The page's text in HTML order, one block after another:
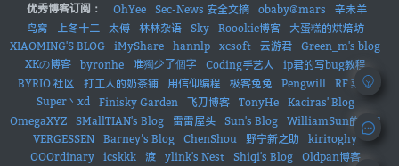
优秀博客订阅： OhYee Sec-News 安全文摘 obaby@mars
辛未羊
鸟窝
上冬十二 太傅 林林杂语 Sky Roookie博客
大蛋糕的烘焙坊
XIAOMING'S BLOG
iMyShare hannlp xcsoft 云游君
Green_m's blog
XKの博客
byronhe 唯獨少了個字 Coding手艺人
ip君的写bug教程
BYRIO 社区
打工人的奶茶铺 用信仰编程 极客兔兔 Pengwill
RF 菜鸟
Super丶xd
Finisky Garden 飞刀博客 TonyHe
Kaciras' Blog
OmegaXYZ
SMallTIAN's Blog 雷雷屋头 Sun's Blog
WilliamSun的小窝
VERGESSEN
Barney’s Blog ChenShou 野宁新之助
kiritoghy
OOOrdinary
icskkk 渡 ylink's Nest Shiqi's Blog Oldpan博客